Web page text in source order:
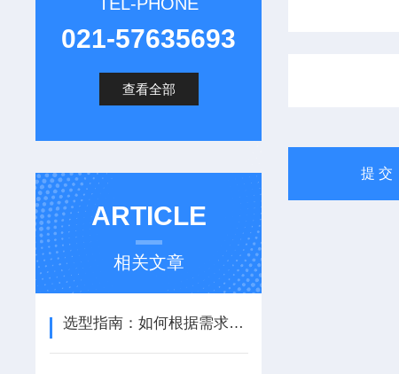
021-57635693
查看全部
ARTICLE
相关文章
选型指南：如何根据需求挑选适配的宁波柯力传感器型号与规格